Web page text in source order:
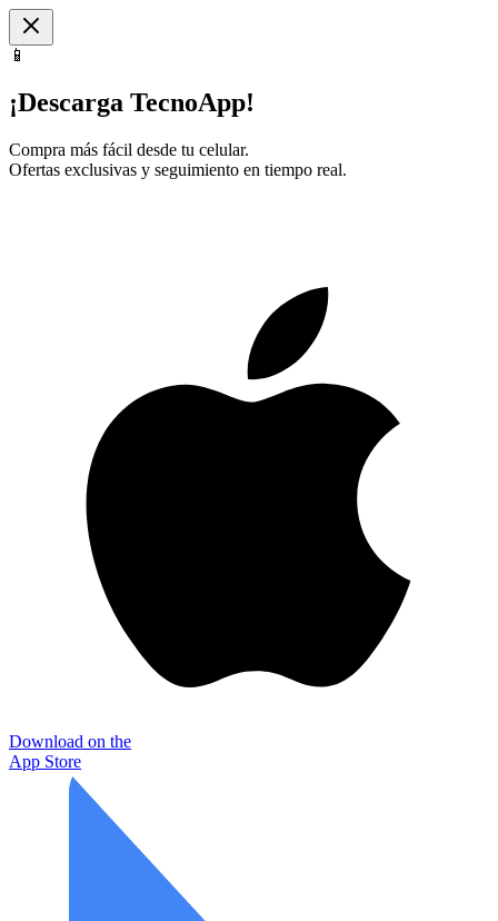
📱
¡Descarga TecnoApp!
Compra más fácil desde tu celular.
Ofertas exclusivas y seguimiento en tiempo real.
Download on the
App Store